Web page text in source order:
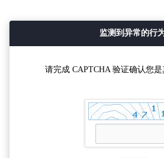
监测到异常的行
请完成 CAPTCHA 验证确认您是